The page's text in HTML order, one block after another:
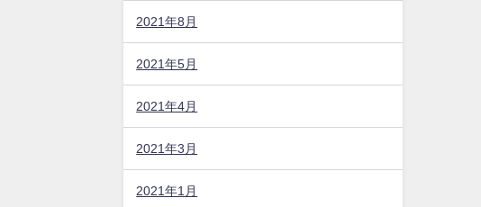
2021年8月
2021年5月
2021年4月
2021年3月
2021年1月